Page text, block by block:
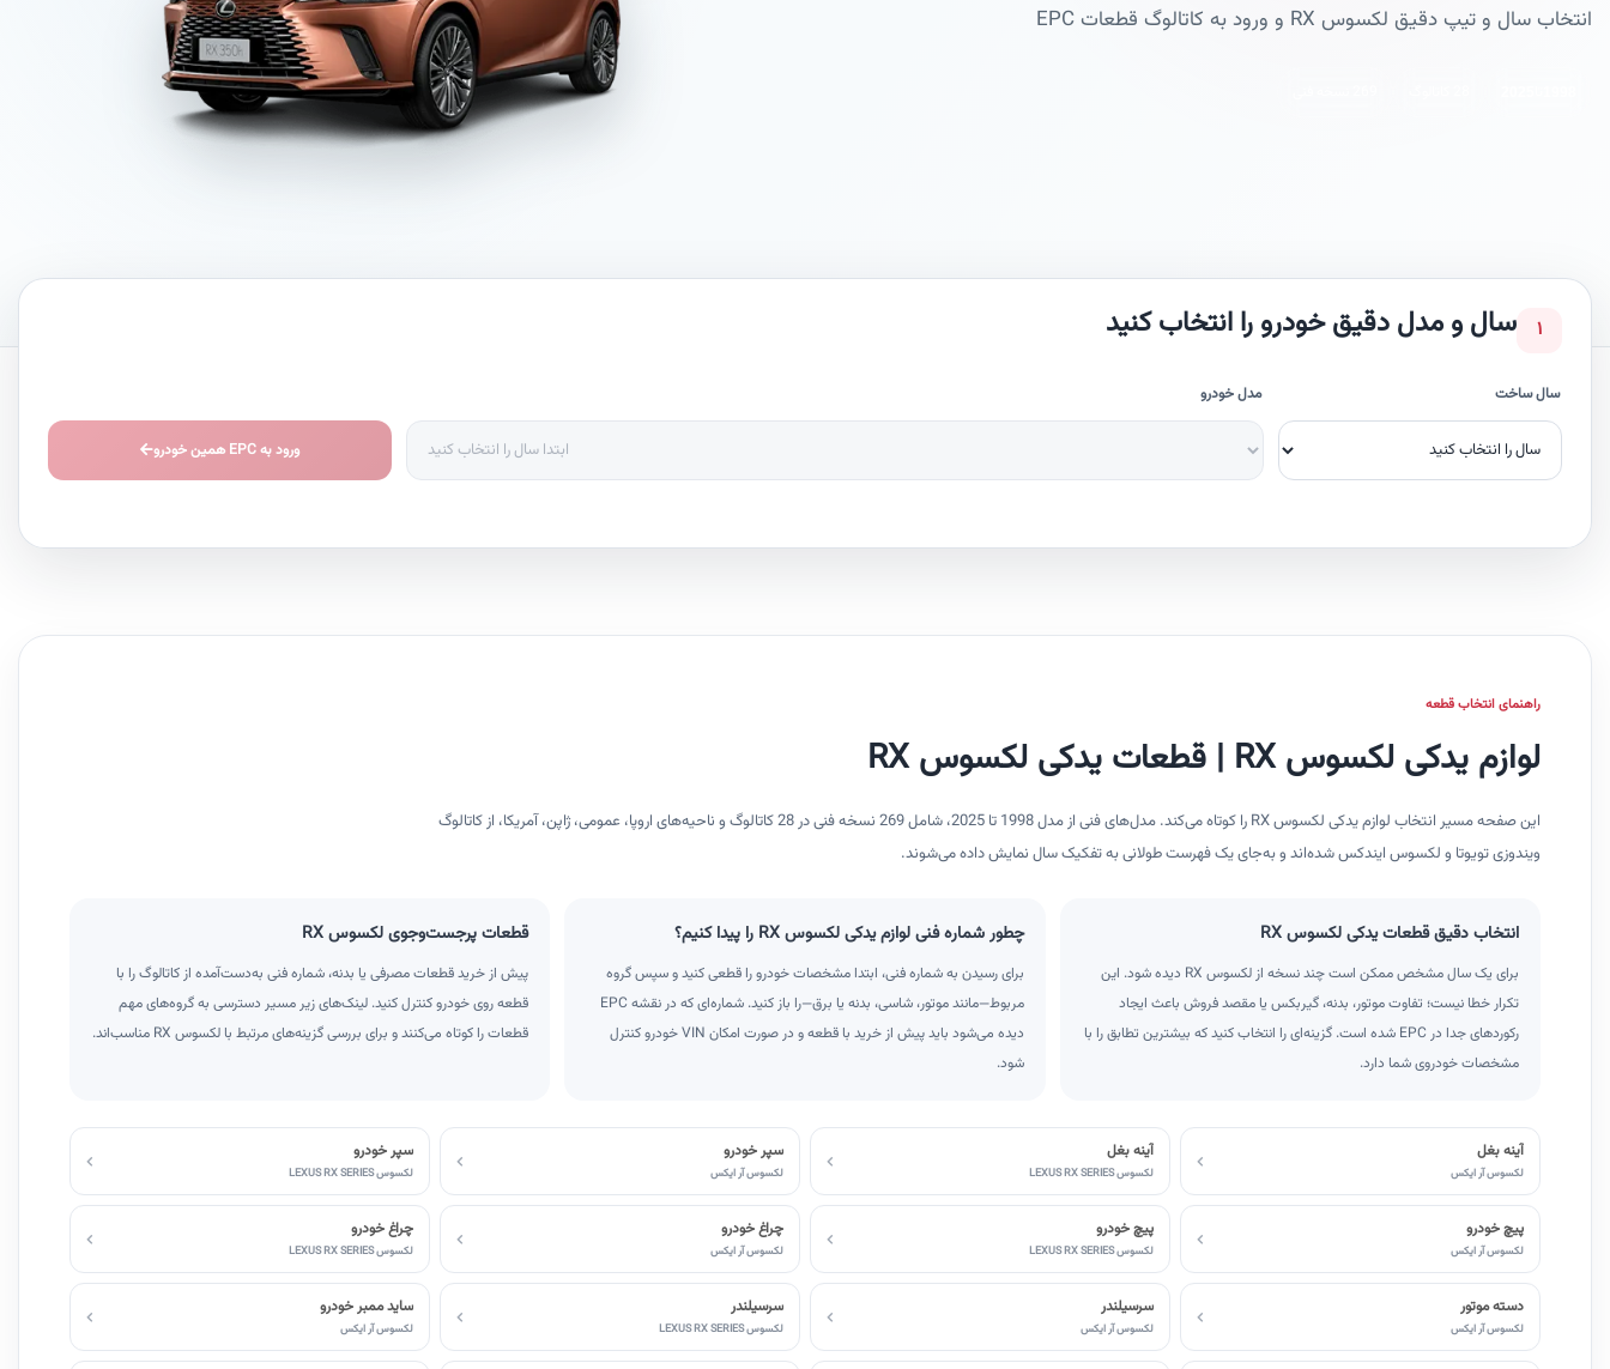
انتخاب سال و تیپ دقیق لکسوس RX و ورود به کاتالوگ قطعات EPC
۱ سال و مدل دقیق خودرو را انتخاب کنید
سال ساخت مدل خودرو
ورود به EPC همین خودرو
راهنمای انتخاب قطعه
لوازم یدکی لکسوس RX | قطعات یدکی لکسوس RX
این صفحه مسیر انتخاب لوازم یدکی لکسوس RX را کوتاه می‌کند. مدل‌های فنی از مدل 1998 تا 2025، شامل 269 نسخه فنی در 28 کاتالوگ و ناحیه‌های اروپا، عمومی، ژاپن، آمریکا، از کاتالوگ
ویندوزی تویوتا و لکسوس ایندکس شده‌اند و به‌جای یک فهرست طولانی به تفکیک سال نمایش داده می‌شوند.
انتخاب دقیق قطعات یدکی لکسوس RX
برای یک سال مشخص ممکن است چند نسخه از لکسوس RX دیده شود. این
تکرار خطا نیست؛ تفاوت موتور، بدنه، گیربکس یا مقصد فروش باعث ایجاد
رکوردهای جدا در EPC شده است. گزینه‌ای را انتخاب کنید که بیشترین تطابق را با
مشخصات خودروی شما دارد.
چطور شماره فنی لوازم یدکی لکسوس RX را پیدا کنیم؟
برای رسیدن به شماره فنی، ابتدا مشخصات خودرو را قطعی کنید و سپس گروه
مربوط—مانند موتور، شاسی، بدنه یا برق—را باز کنید. شماره‌ای که در نقشه EPC
دیده می‌شود باید پیش از خرید با قطعه و در صورت امکان VIN خودرو کنترل
شود.
قطعات پرجست‌وجوی لکسوس RX
پیش از خرید قطعات مصرفی یا بدنه، شماره فنی به‌دست‌آمده از کاتالوگ را با
قطعه روی خودرو کنترل کنید. لینک‌های زیر مسیر دسترسی به گروه‌های مهم
قطعات را کوتاه می‌کنند و برای بررسی گزینه‌های مرتبط با لکسوس RX مناسب‌اند.
آینه بغل
لکسوس آر ایکس
آینه بغل
لکسوس LEXUS RX SERIES
سپر خودرو
لکسوس آر ایکس
سپر خودرو
لکسوس LEXUS RX SERIES
پیچ خودرو
لکسوس آر ایکس
پیچ خودرو
لکسوس LEXUS RX SERIES
چراغ خودرو
لکسوس آر ایکس
چراغ خودرو
لکسوس LEXUS RX SERIES
دسته موتور
لکسوس آر ایکس
سرسیلندر
لکسوس آر ایکس
سرسیلندر
لکسوس LEXUS RX SERIES
ساید ممبر خودرو
لکسوس آر ایکس